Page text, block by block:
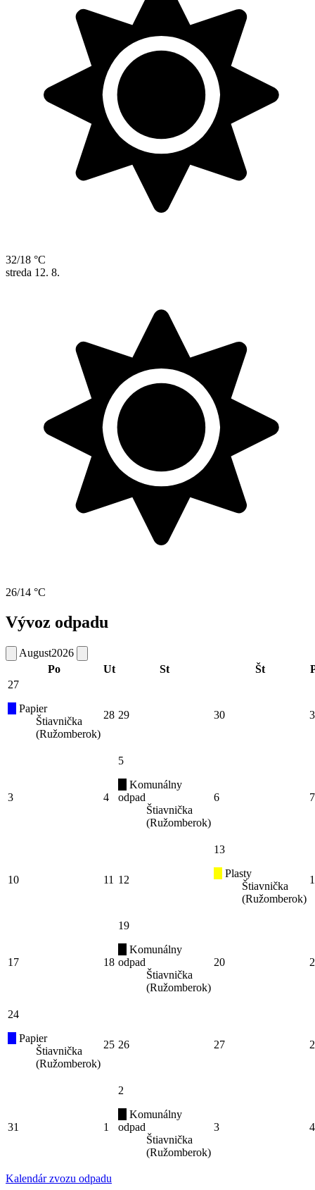
32/18 °C
streda 12. 8.
26/14 °C
Vývoz odpadu
August2026
Po
Ut St Št
27
Papier
Štiavnička
(Ružomberok)
28 29 30
3 4
5
Komunálny
odpad
Štiavnička
(Ružomberok)
6 7
10 11 12
13
Plasty
Štiavnička
(Ružomberok)
17 18
19
Komunálny
odpad
Štiavnička
(Ružomberok)
20
24
Papier
Štiavnička
(Ružomberok)
25 26 27
31 1
2
Komunálny
odpad
Štiavnička
(Ružomberok)
3 4
Kalendár zvozu odpadu